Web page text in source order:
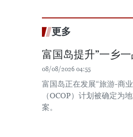
更多
富国岛提升”一乡
08/08/2026 04:55
富国岛正在发展“旅游-商
（OCOP）计划被确定为
案。